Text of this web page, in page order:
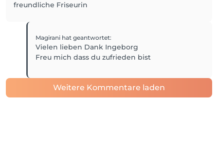
freundliche Friseurin
Magirani hat geantwortet:
Vielen lieben Dank Ingeborg
Freu mich dass du zufrieden bist
Weitere Kommentare laden